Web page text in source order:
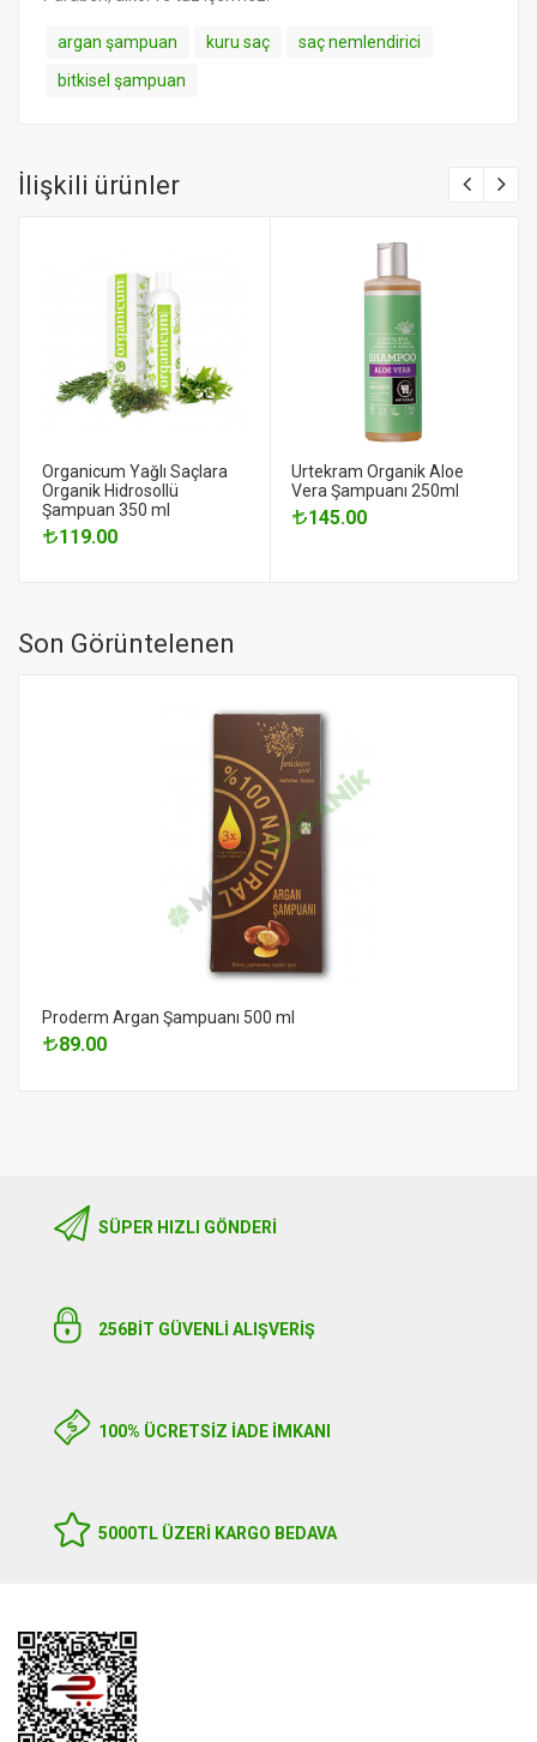
argan şampuan kuru saç
saç nemlendirici
bitkisel şampuan
İlişkili ürünler
Organicum Yağlı Saçlara
Organik Hidrosollü
Şampuan 350 ml
119.00
Urtekram Organik Aloe
Vera Şampuanı 250ml
145.00
Son Görüntelenen
Proderm Argan Şampuanı 500 ml
89.00
SÜPER HIZLI GÖNDERI
256BIT GÜVENLİ ALIŞVERİŞ
100% ÜCRETSİZ İADE İMKANI
5000TL ÜZERI KARGO BEDAVA